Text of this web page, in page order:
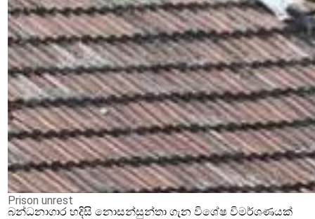
Prison unrest
බන්ධනාගාර හදිසි නොසන්සුන්තා ගැන විශේෂ විමර්ශණයක්